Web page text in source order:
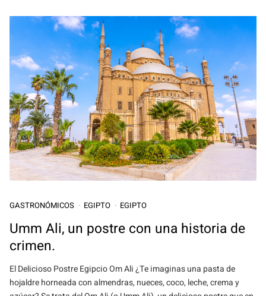
GASTRONÓMICOS EGIPTO EGIPTO
Umm Ali, un postre con una historia de
crimen.
El Delicioso Postre Egipcio Om Ali ¿Te imaginas una pasta de
hojaldre horneada con almendras, nueces, coco, leche, crema y